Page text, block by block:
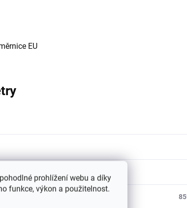
prohlížení webu a díky
funkce, výkon a použitelnost.
EU